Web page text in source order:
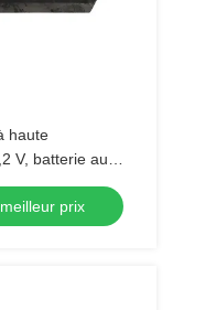
haute
V, batterie au
prix